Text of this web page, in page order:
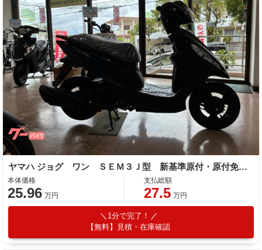
ヤマハ ジョグ ワン ＳＥＭ３Ｊ型 新基準原付・原付免許運転可
本体価格
25.96 万円
支払総額
27.5 万円
1分で完了！
【無料】見積・在庫確認